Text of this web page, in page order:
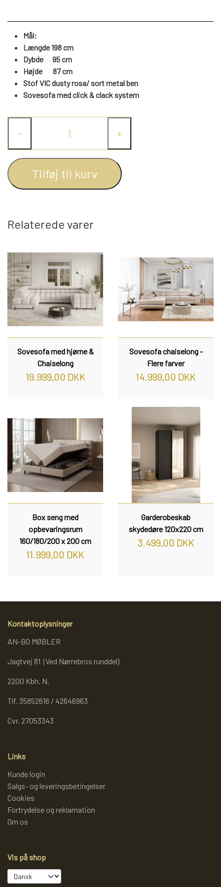
REOL EDGE
REOL MISTRAL
REOLER/OPBEVARING
BOGREOLER 40 CM DYBDE
REOLSÆT
VÆGPANELER
SPEJLE
SPEJLE
SPEJLE
VÆGPANELER
MONTERING & LEVERING
OM OS
Mål:
Længde 198 cm
Dybde 95 cm
Højde
87cm
Stof VIC dusty rosa/ sort metal ben
Sovesofa med click & clack system
− +
Tilføj til kurv
Relaterede varer
Sovesofa med hjørne &
Chaiselong
19.999,00 DKK
Sovesofa chaiselong -
Flere farver
14.999,00 DKK
Box seng med
opbevaringsrum
160/180/200 x 200 cm
11.999,00 DKK
Garderobeskab
skydedøre 120x220 cm
3.499,00 DKK
Kontaktoplysninger
AN-BO MØBLER
Jagtvej 81 (Ved Nørrebros runddel)
2200 Kbh. N.
Tlf. 35852616 / 42646963
Cvr. 27053343
Links
Kunde login
Salgs- og leveringsbetingelser
Cookies
Fortrydelse og reklamation
Om os
Vis på shop